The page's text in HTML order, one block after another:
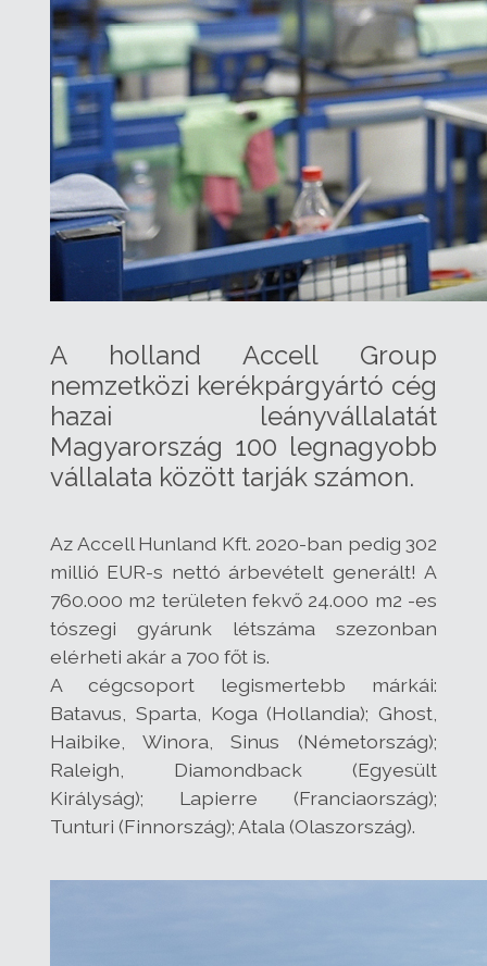
A holland Accell Group
nemzetközi kerékpárgyártó cég
hazai leányvállalatát
Magyarország 100 legnagyobb
vállalata között tarják számon.
Az Accell Hunland Kft. 2020-ban pedig 302
millió EUR-s nettó árbevételt generált! A
760.000 m2 területen fekvő 24.000 m2 -es
tószegi gyárunk létszáma szezonban
elérheti akár a 700 főt is.
A cégcsoport legismertebb márkái:
Batavus, Sparta, Koga (Hollandia); Ghost,
Haibike, Winora, Sinus (Németország);
Raleigh, Diamondback (Egyesült
Királyság); Lapierre (Franciaország);
Tunturi (Finnország); Atala (Olaszország).